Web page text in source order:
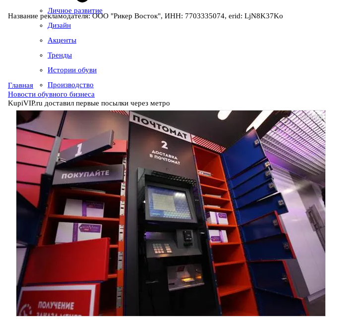
Личное развитие
Дизайн
Акценты
Тренды
Истории обуви
Производство
Название рекламодателя: ООО "Рикер Восток", ИНН: 7703335074, erid: LjN8K37Ko
Главная
Новости обувного бизнеса
KupiVIP.ru доставил первые посылки через метро